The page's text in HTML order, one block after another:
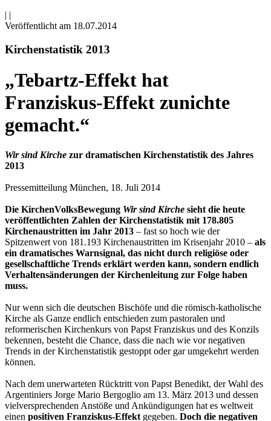
| |
Veröffentlicht am 18­.07.2014
Kirchenstatistik 2013
„Tebartz-Effekt hat
Franziskus-Effekt zunichte
gemacht.“
Wir sind Kirche zur dramatischen Kirchenstatistik des Jahres
2013
Pressemitteilung München, 18. Juli 2014
Die KirchenVolksBewegung Wir sind Kirche sieht die heute
veröffentlichten Zahlen der Kirchenstatistik mit 178.805
Kirchenaustritten im Jahr 2013 – fast so hoch wie der
Spitzenwert von 181.193 Kirchenaustritten im Krisenjahr 2010 – als
ein dramatisches Warnsignal, das nicht durch religiöse oder
gesellschaftliche Trends erklärt werden kann, sondern endlich
Verhaltensänderungen der Kirchenleitung zur Folge haben
muss.
Nur wenn sich die deutschen Bischöfe und die römisch-katholische
Kirche als Ganze endlich entschieden zum pastoralen und
reformerischen Kirchenkurs von Papst Franziskus und des Konzils
bekennen, besteht die Chance, dass die nach wie vor negativen
Trends in der Kirchenstatistik gestoppt oder gar umgekehrt werden
können.
Nach dem unerwarteten Rücktritt von Papst Benedikt, der Wahl des
Argentiniers Jorge Mario Bergoglio am 13. März 2013 und dessen
vielversprechenden Anstöße und Ankündigungen hat es weltweit
einen positiven Franziskus-Effekt gegeben. Doch die negativen